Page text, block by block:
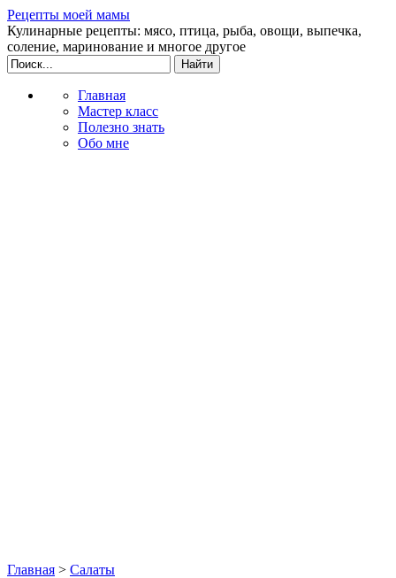
Рецепты моей мамы
Кулинарные рецепты: мясо, птица, рыба, овощи, выпечка,
соление, маринование и многое другое
Главная
Мастер класс
Полезно знать
Обо мне
Главная > Салаты